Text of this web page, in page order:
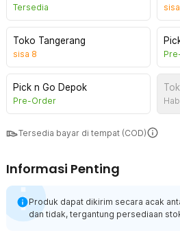
Tersedia sisa
Toko Tangerang
sisa 8
Pick n Go Depok
Pre-Order
Tersedia bayar di tempat (COD)
Informasi Penting
Produk dapat dikirim secara acak
dan tidak, tergantung persediaan